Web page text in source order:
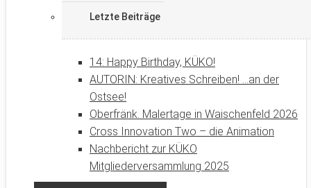
Letzte Beiträge
14: Happy Birthday, KÜKO!
AUTORIN: Kreatives Schreiben! …an der
Ostsee!
Oberfränk. Malertage in Waischenfeld 2026
Cross Innovation Two – die Animation
Nachbericht zur KÜKO
Mitgliederversammlung 2025